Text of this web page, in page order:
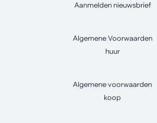
Aanmelden nieuwsbrief
Algemene Voorwaarden
huur
Algemene voorwaarden
koop